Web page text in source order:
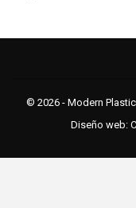
© 2026 - Modern
Diseño web: